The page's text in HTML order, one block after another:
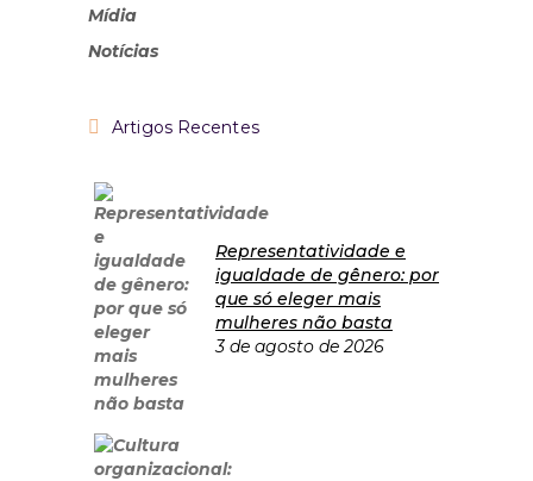
Mídia
Notícias
Artigos Recentes
Representatividade e
igualdade de gênero: por
que só eleger mais
mulheres não basta
3 de agosto de 2026